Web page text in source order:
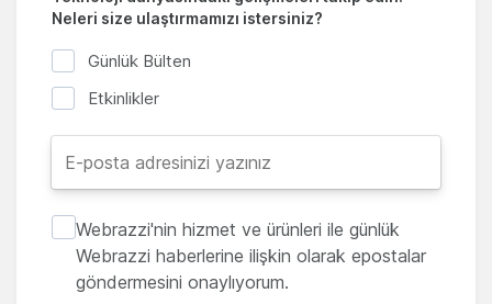
Neleri size ulaştırmamızı istersiniz?
Günlük Bülten
Etkinlikler
Webrazzi'nin hizmet ve ürünleri ile günlük
Webrazzi haberlerine ilişkin olarak epostalar
göndermesini onaylıyorum.